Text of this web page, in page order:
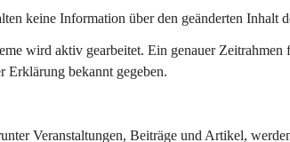
keine Information über den geänderten Inhalt
wird aktiv gearbeitet. Ein genauer
Erklärung bekannt gegeben.
Veranstaltungen, Beiträge und Artikel,